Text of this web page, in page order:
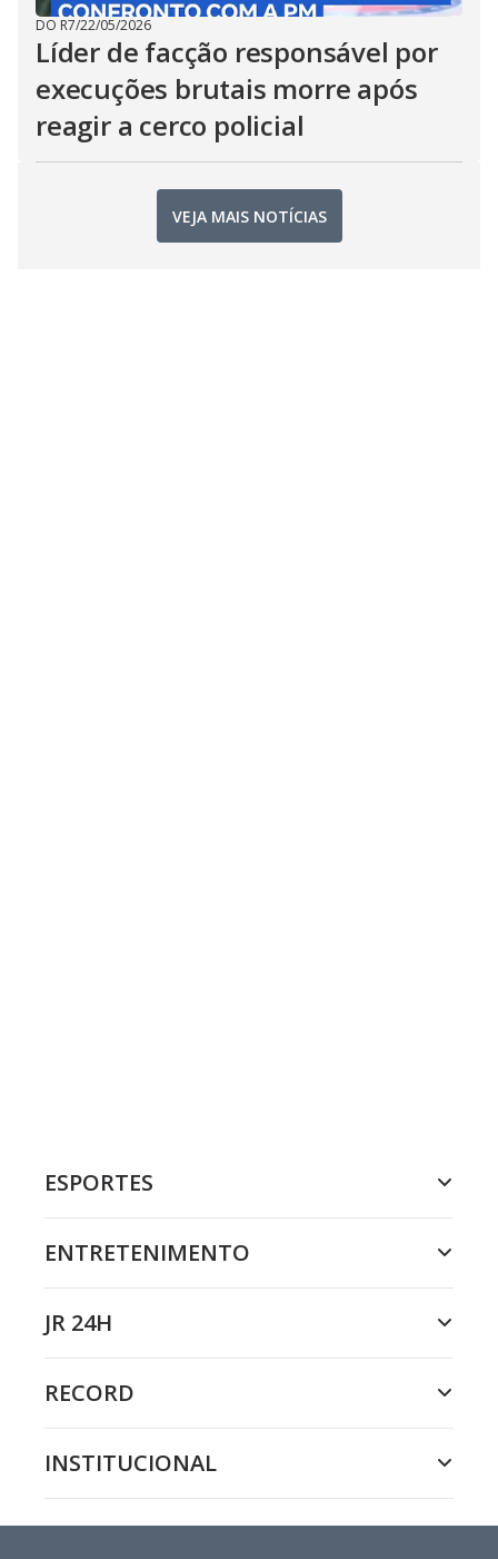
DO R7/22/05/2026
Líder de facção responsável por
execuções brutais morre após
reagir a cerco policial
VEJA MAIS NOTÍCIAS
ESPORTES
ENTRETENIMENTO
JR 24H
RECORD
INSTITUCIONAL